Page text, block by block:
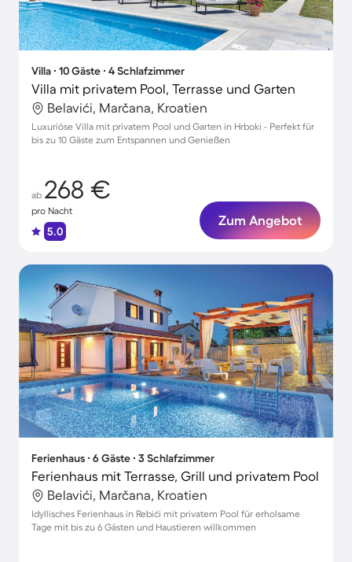
Villa ∙ 10 Gäste ∙ 4 Schlafzimmer
Villa mit privatem Pool, Terrasse und Garten
Belavići, Marčana, Kroatien
Luxuriöse Villa mit privatem Pool und Garten in Hrboki - Perfekt für
bis zu 10 Gäste zum Entspannen und Genießen
ab 268 €
pro Nacht
5.0
Zum Angebot
Ferienhaus ∙ 6 Gäste ∙ 3 Schlafzimmer
Ferienhaus mit Terrasse, Grill und privatem Pool
Belavići, Marčana, Kroatien
Idyllisches Ferienhaus in Rebići mit privatem Pool für erholsame
Tage mit bis zu 6 Gästen und Haustieren willkommen